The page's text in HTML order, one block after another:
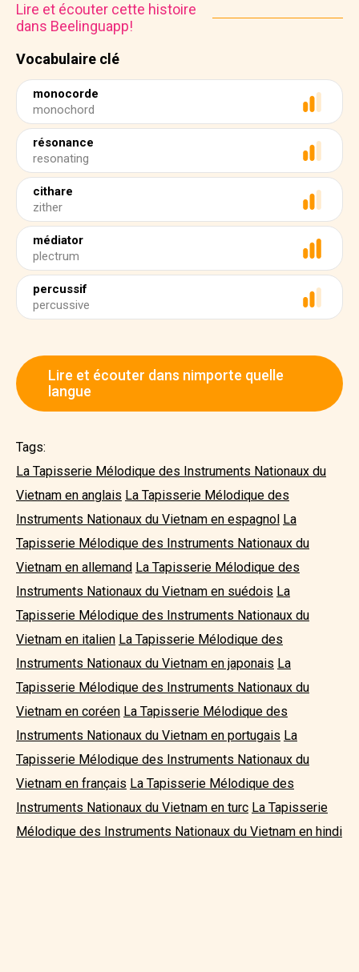
Vocabulaire clé
monocorde
monochord
résonance
resonating
cithare
zither
médiator
plectrum
percussif
percussive
Lire et écouter cette histoire
dans Beelinguapp!
Lire et écouter dans nimporte quelle
langue
Tags:
La Tapisserie Mélodique des Instruments Nationaux du
Vietnam en anglais La Tapisserie Mélodique des
Instruments Nationaux du Vietnam en espagnol La
Tapisserie Mélodique des Instruments Nationaux du
Vietnam en allemand La Tapisserie Mélodique des
Instruments Nationaux du Vietnam en suédois La
Tapisserie Mélodique des Instruments Nationaux du
Vietnam en italien La Tapisserie Mélodique des
Instruments Nationaux du Vietnam en japonais La
Tapisserie Mélodique des Instruments Nationaux du
Vietnam en coréen La Tapisserie Mélodique des
Instruments Nationaux du Vietnam en portugais La
Tapisserie Mélodique des Instruments Nationaux du
Vietnam en français La Tapisserie Mélodique des
Instruments Nationaux du Vietnam en turc La Tapisserie
Mélodique des Instruments Nationaux du Vietnam en hindi